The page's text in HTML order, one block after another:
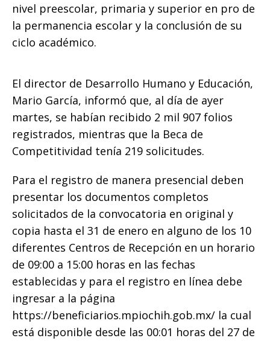
nivel preescolar, primaria y superior en pro de
la permanencia escolar y la conclusión de su
ciclo académico.
El director de Desarrollo Humano y Educación,
Mario García, informó que, al día de ayer
martes, se habían recibido 2 mil 907 folios
registrados, mientras que la Beca de
Competitividad tenía 219 solicitudes.
Para el registro de manera presencial deben
presentar los documentos completos
solicitados de la convocatoria en original y
copia hasta el 31 de enero en alguno de los 10
diferentes Centros de Recepción en un horario
de 09:00 a 15:00 horas en las fechas
establecidas y para el registro en línea debe
ingresar a la página
https://beneficiarios.mpiochih.gob.mx/ la cual
está disponible desde las 00:01 horas del 27 de